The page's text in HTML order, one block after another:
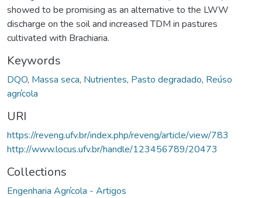
showed to be promising as an alternative to the LWW
discharge on the soil and increased TDM in pastures
cultivated with Brachiaria.
Keywords
DQO, Massa seca, Nutrientes, Pasto degradado, Reúso
agrícola
URI
https://reveng.ufv.br/index.php/reveng/article/view/783
http://www.locus.ufv.br/handle/123456789/20473
Collections
Engenharia Agrícola - Artigos